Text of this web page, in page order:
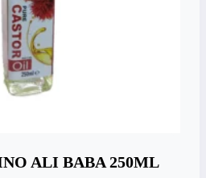
ALI BABA 250ML